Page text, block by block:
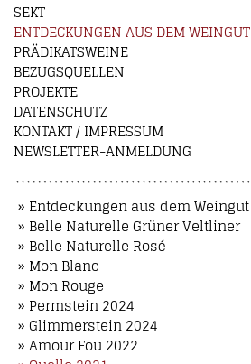
SEKT
ENTDECKUNGEN AUS DEM WEINGUT
PRÄDIKATSWEINE
BEZUGSQUELLEN
PROJEKTE
DATENSCHUTZ
KONTAKT / IMPRESSUM
NEWSLETTER-ANMELDUNG
» Entdeckungen aus dem Weingut
» Belle Naturelle Grüner Veltliner
» Belle Naturelle Rosé
» Mon Blanc
» Mon Rouge
» Permstein 2024
» Glimmerstein 2024
» Amour Fou 2022